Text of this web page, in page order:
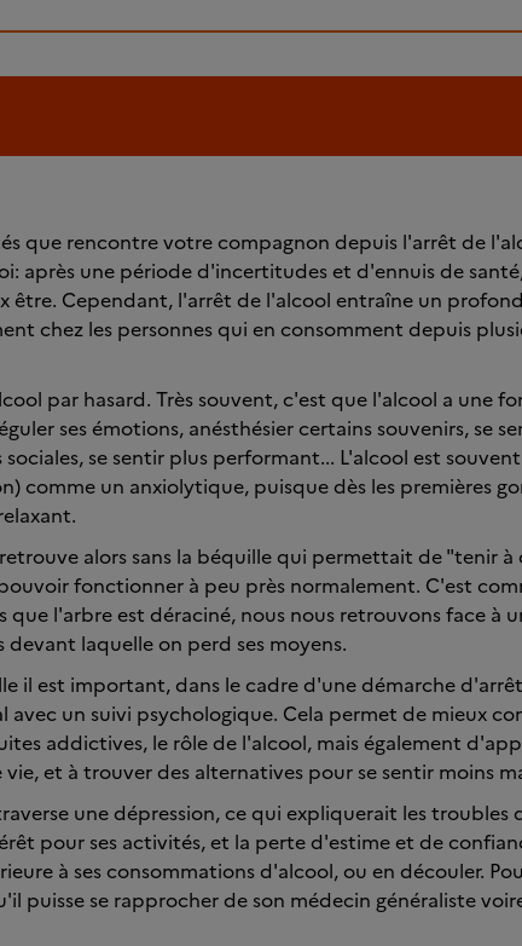
que rencontre votre compagnon depuis l'arrêt de
après une période d'incertitudes et d'ennuis de
être. Cependant, l'arrêt de l'alcool entraîne un profond
chez les personnes qui en consomment depuis
par hasard. Très souvent, c'est que l'alcool a une
ses émotions, anésthésier certains souvenirs, se
se sentir plus performant... L'alcool est
comme un anxiolytique, puisque dès les premières
alors sans la béquille qui permettait de "tenir à
fonctionner à peu près normalement. C'est
que l'arbre est déraciné, nous nous retrouvons face à
laquelle on perd ses moyens.
il est important, dans le cadre d'une démarche
avec un suivi psychologique. Cela permet de mieux
addictives, le rôle de l'alcool, mais également
et à trouver des alternatives pour se sentir moins
une dépression, ce qui expliquerait les troubles
pour ses activités, et la perte d'estime et de
à ses consommations d'alcool, ou en découler.
puisse se rapprocher de son médecin généraliste